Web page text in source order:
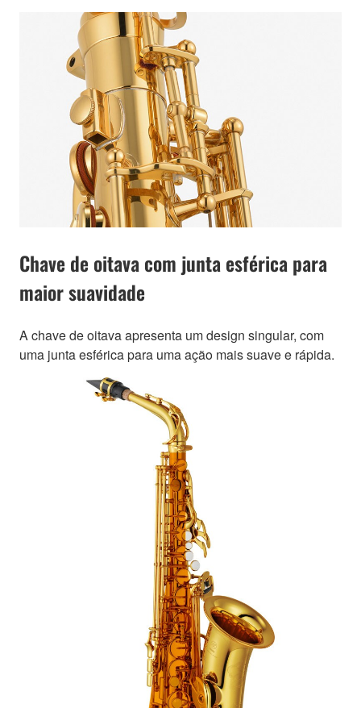
Chave de oitava com junta esférica para
maior suavidade
A chave de oitava apresenta um design singular, com
uma junta esférica para uma ação mais suave e rápida.